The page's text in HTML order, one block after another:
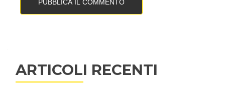
ARTICOLI RECENTI